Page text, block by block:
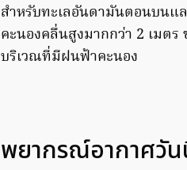
สำหรับทะเลอันดามันตอนบนแ
คะนองคลื่นสูงมากกว่า 2 เมตร
บริเวณที่มีฝนฟ้าคะนอง
พยากรณ์อากาศวั